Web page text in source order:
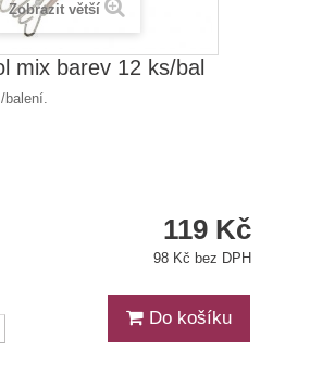
Zobrazit větší
mix barev 12 ks/bal
balení.
119 Kč
98 Kč bez DPH
Do košíku